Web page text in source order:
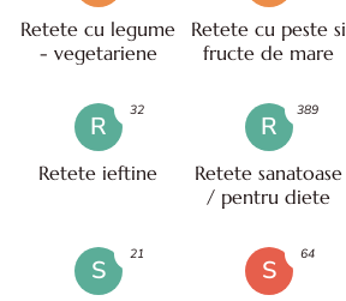
Retete cu legume
- vegetariene
Retete cu peste si
fructe de mare
R
Retete ieftine
32
R
Retete sanatoase
/ pentru diete
389
S
21
S
64